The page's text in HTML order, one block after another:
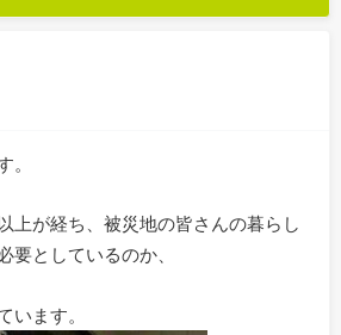
。
上が経ち、被災地の皆さんの暮らし
要としているのか、
います。